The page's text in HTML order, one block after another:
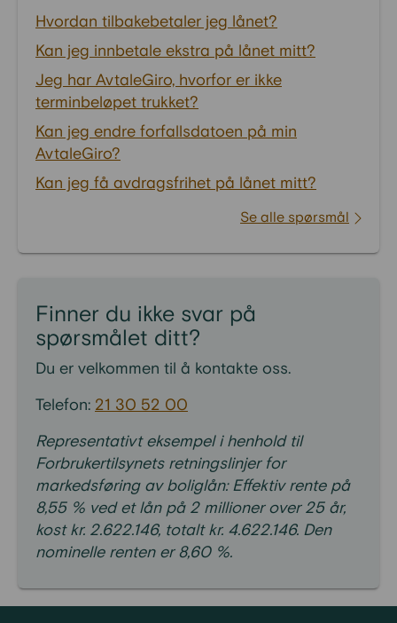
Hvordan tilbakebetaler jeg lånet?
Kan jeg innbetale ekstra på lånet mitt?
Jeg har AvtaleGiro, hvorfor er ikke
terminbeløpet trukket?
Kan jeg endre forfallsdatoen på min
AvtaleGiro?
Kan jeg få avdragsfrihet på lånet mitt?
Se alle spørsmål
Finner du ikke svar på
spørsmålet ditt?
Du er velkommen til å kontakte oss.
Telefon: 21 30 52 00
Representativt eksempel i henhold til
Forbrukertilsynets retningslinjer for
markedsføring av boliglån: Effektiv rente på
8,55 % ved et lån på 2 millioner over 25 år,
kost kr. 2.622.146, totalt kr. 4.622.146. Den
nominelle renten er 8,60 %.